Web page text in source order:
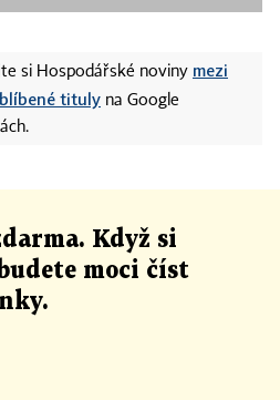
si Hospodářské noviny mezi
tituly na Google
Když si
moci číst
.